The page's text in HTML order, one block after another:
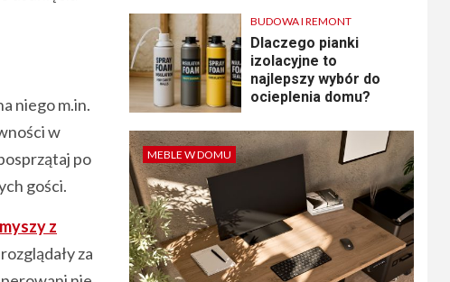
niego m.in.
w
po
gości.
z
za
BUDOWA I REMONT
Dlaczego pianki
izolacyjne to
najlepszy wybór do
ocieplenia domu?
MEBLE W DOMU